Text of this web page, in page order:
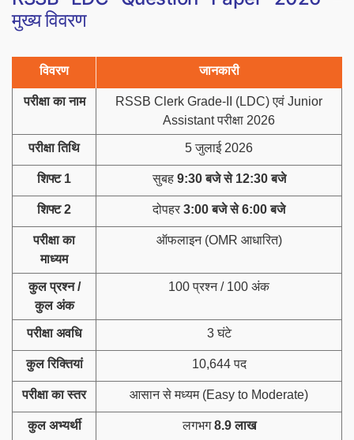
मुख्य विवरण
विवरण जानकारी
परीक्षा का नाम
RSSB Clerk Grade-II (LDC) एवं Junior
Assistant परीक्षा 2026
परीक्षा तिथि 5 जुलाई 2026
शिफ्ट 1 सुबह 9:30 बजे से 12:30 बजे
शिफ्ट 2 दोपहर 3:00 बजे से 6:00 बजे
परीक्षा का
माध्यम
ऑफलाइन (OMR आधारित)
कुल प्रश्न /
कुल अंक
100 प्रश्न / 100 अंक
परीक्षा अवधि 3 घंटे
कुल रिक्तियां 10,644 पद
परीक्षा का स्तर आसान से मध्यम (Easy to Moderate)
कुल अभ्यर्थी लगभग8.9 लाख